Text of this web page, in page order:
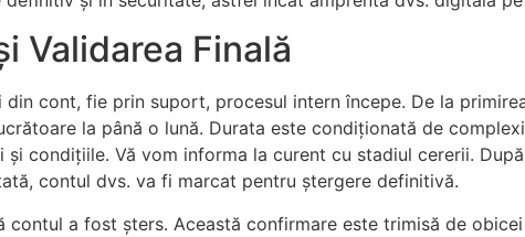
Validarea Finală
cont, fie prin suport, procesul intern începe. De la
la până o lună. Durata este condiționată de
condițiile. Vă vom informa la curent cu stadiul cererii.
contul dvs. va fi marcat pentru ștergere definitivă.
a fost șters. Această confirmare este trimisă de